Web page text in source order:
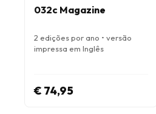
032c Magazine
2 edições por ano • versão
impressa em Inglês
€ 74,95